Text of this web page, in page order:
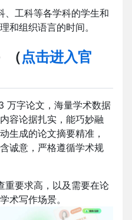
、工科等各学科的学生和
和组织语言的时间。
（点击进入官
万字论文，海量学术数据
容论据扎实，能巧妙融
生成的论文摘要精准，
诚意，严格遵循学术规
重要求高，以及需要在论
术写作场景。